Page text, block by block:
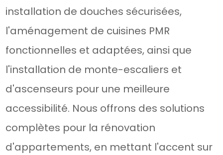
installation de douches sécurisées,
l'aménagement de cuisines PMR
fonctionnelles et adaptées, ainsi que
l'installation de monte-escaliers et
d'ascenseurs pour une meilleure
accessibilité. Nous offrons des solutions
complètes pour la rénovation
d'appartements, en mettant l'accent sur